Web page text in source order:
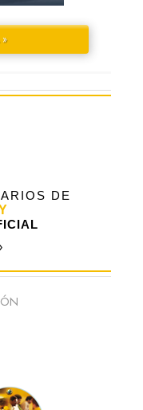
»
DE